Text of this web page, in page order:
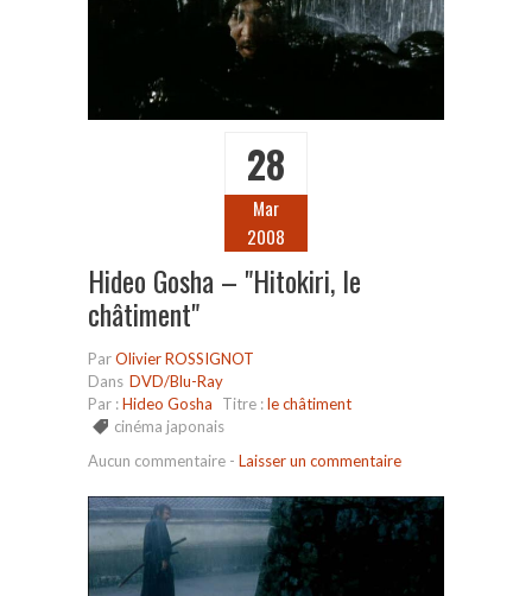
28
Mar
2008
Hideo Gosha – "Hitokiri, le
châtiment"
ParOlivier ROSSIGNOT
Dans DVD/Blu-Ray
Par :Hideo Gosha Titre :le châtiment
cinéma japonais
Aucun commentaire - Laisser un commentaire